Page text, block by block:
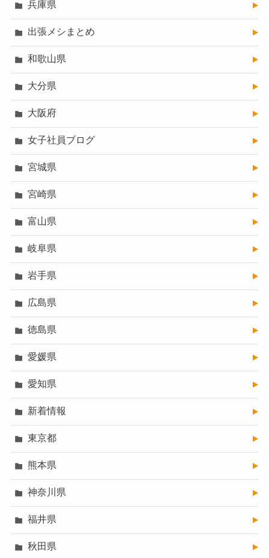
兵庫県
出張メシまとめ
和歌山県
大分県
大阪府
女子社員ブログ
宮城県
宮崎県
富山県
岐阜県
岩手県
広島県
徳島県
愛媛県
愛知県
新着情報
東京都
熊本県
神奈川県
福井県
秋田県